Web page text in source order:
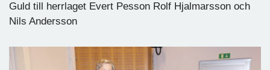
Guld till herrlaget Evert Pesson Rolf Hjalmarsson och
Nils Andersson